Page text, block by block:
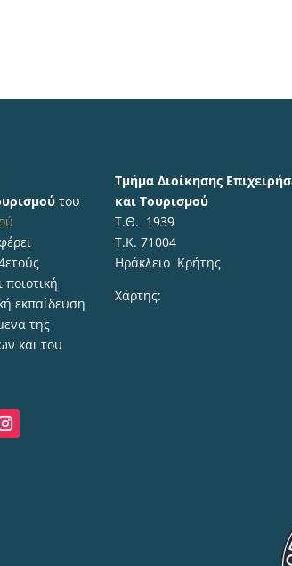
του
εκπαίδευση
της
και του
Τμήμα Διοίκησης
και Τουρισμού
Τ.Θ. 1939
Τ.Κ. 71004
Ηράκλειο Κρήτης
Χάρτης: